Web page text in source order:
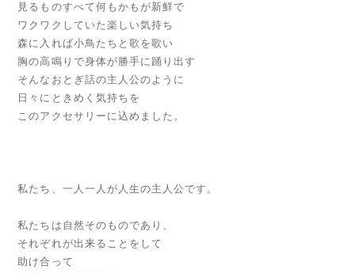
見るものすべて何もかもが新鮮で
ワクワクしていた楽しい気持ち
森に入れば小鳥たちと歌を歌い
胸の高鳴りで身体が勝手に踊り出す
そんなおとぎ話の主人公のように
日々にときめく気持ちを
このアクセサリーに込めました。
私たち、一人一人が人生の主人公です。
私たちは自然そのものであり、
それぞれが出来ることをして
助け合って